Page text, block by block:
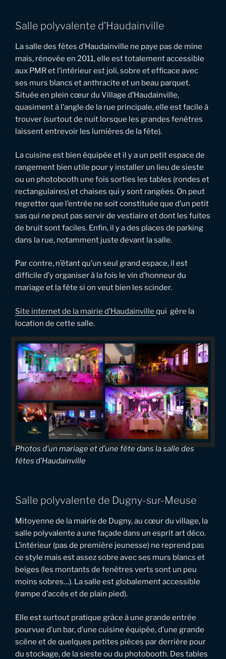
Salle polyvalente d’Haudainville
La salle des fêtes d’Haudainville ne paye pas de mine
mais, rénovée en 2011, elle est totalement accessible
aux PMR et l’intérieur est joli, sobre et efficace avec
ses murs blancs et anthracite et un beau parquet.
Située en plein cœur du Village d’Haudainville,
quasiment à l’angle de la rue principale, elle est facile à
trouver (surtout de nuit lorsque les grandes fenêtres
laissent entrevoir les lumières de la fête).
La cuisine est bien équipée et il y a un petit espace de
rangement bien utile pour y installer un lieu de sieste
ou un photobooth une fois sorties les tables (rondes et
rectangulaires) et chaises qui y sont rangées. On peut
regretter que l’entrée ne soit constituée que d’un petit
sas qui ne peut pas servir de vestiaire et dont les fuites
de bruit sont faciles. Enfin, il y a des places de parking
dans la rue, notamment juste devant la salle.
Par contre, n’étant qu’un seul grand espace, il est
difficile d’y organiser à la fois le vin d’honneur du
mariage et la fête si on veut bien les scinder.
Site internet de la mairie d’Haudainville qui gère la
location de cette salle.
Photos d’un mariage et d’une fête dans la salle des
fêtes d’Haudainville
Salle polyvalente de Dugny-sur-Meuse
Mitoyenne de la mairie de Dugny, au cœur du village, la
salle polyvalente a une façade dans un esprit art déco.
L’intérieur (pas de première jeunesse) ne reprend pas
ce style mais est assez sobre avec ses murs blancs et
beiges (les montants de fenêtres verts sont un peu
moins sobres…). La salle est globalement accessible
(rampe d’accès et de plain pied).
Elle est surtout pratique grâce à une grande entrée
pourvue d’un bar, d’une cuisine équipée, d’une grande
scène et de quelques petites pièces par derrière pour
du stockage, de la sieste ou du photobooth. Des tables